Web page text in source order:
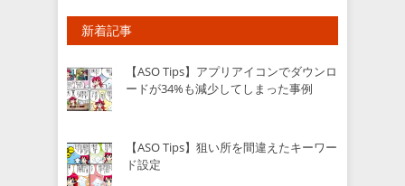
新着記事
【ASO Tips】アプリアイコンでダウンロ
ードが34%も減少してしまった事例
【ASO Tips】狙い所を間違えたキーワー
ド設定